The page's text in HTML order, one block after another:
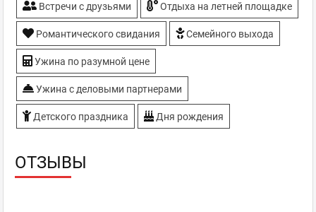
Встречи с друзьями Отдыха на летней площадке
Романтического свидания Семейного выхода
Ужина по разумной цене
Ужина с деловыми партнерами
Детского праздника Дня рождения
ОТЗЫВЫ